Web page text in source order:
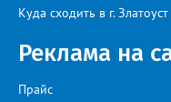
Куда сходить в г. Златоуст
Реклама на
Прайс